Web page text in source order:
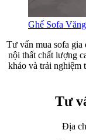
Ghế Sofa
Tư vấn mua sofa
nội thất chất lượng
khảo và trải nghiệm
Tư
Địa